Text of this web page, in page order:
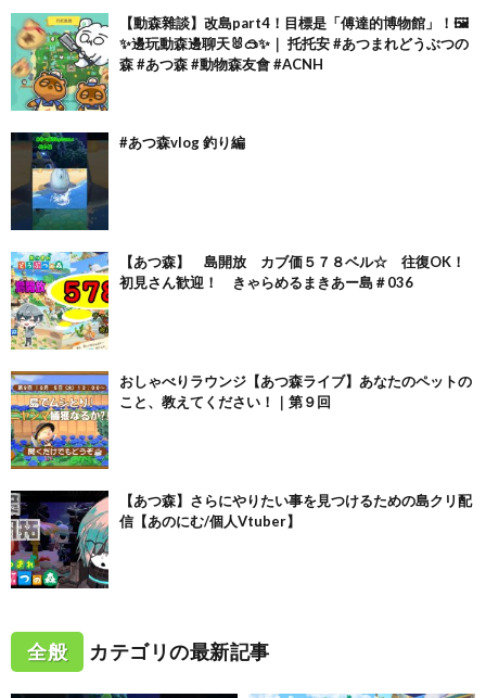
【動森雜談】改島part4！目標是「傅達的博物館」！🖼️
✨邊玩動森邊聊天🐰🥽✨｜ 托托安 #あつまれどうぶつの
森 #あつ森 #動物森友會 #ACNH
#あつ森vlog 釣り編
【あつ森】 島開放 カブ価５７８ベル☆ 往復OK！
初見さん歓迎！ きゃらめるまきあー島＃036
おしゃべりラウンジ【あつ森ライブ】あなたのペットの
こと、教えてください！｜第９回
【あつ森】さらにやりたい事を見つけるための島クリ配
信【あのにむ/個人Vtuber】
全般 カテゴリの最新記事